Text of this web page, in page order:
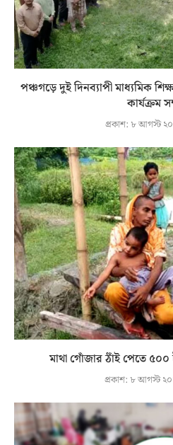
পঞ্চগড়ে দুই দিনব্যাপী মাধ্যমিক
কার্যক্রম
প্রকাশ: ৮ আগস্ট
মাথা গোঁজার ঠাঁই পেতে ৫০০
প্রকাশ: ৮ আগস্ট